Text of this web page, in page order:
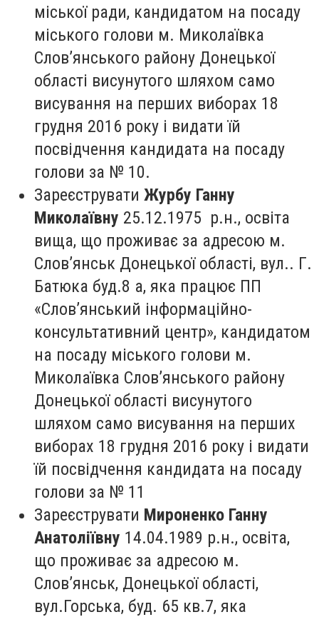
міської ради, кандидатом на посаду
міського голови м. Миколаївка
Слов’янського району Донецької
області висунутого шляхом само
висування на перших виборах 18
грудня 2016 року і видати їй
посвідчення кандидата на посаду
голови за № 10.
Зареєструвати Журбу Ганну
Миколаївну 25.12.1975 р.н., освіта
вища, що проживає за адресою м.
Слов’янськ Донецької області, вул.. Г.
Батюка буд.8 а, яка працює ПП
«Слов’янський інформаційно-
консультативний центр», кандидатом
на посаду міського голови м.
Миколаївка Слов’янського району
Донецької області висунутого
шляхом само висування на перших
виборах 18 грудня 2016 року і видати
їй посвідчення кандидата на посаду
голови за № 11
Зареєструвати Мироненко Ганну
Анатоліївну 14.04.1989 р.н., освіта,
що проживає за адресою м.
Слов’янськ, Донецької області,
вул.Горська, буд. 65 кв.7, яка